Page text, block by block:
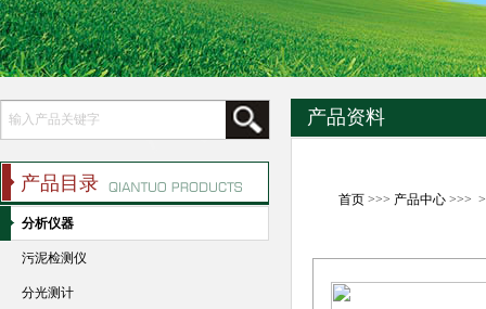
产品资料
首页>>> 产品中心>>>
产品目录
分析仪器
污泥检测仪
分光测计